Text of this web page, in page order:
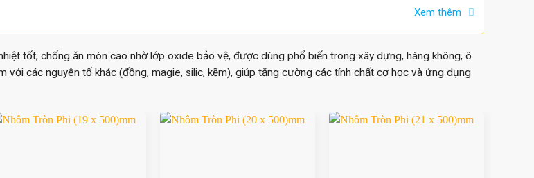
Xem thêm
tốt, chống ăn mòn cao nhờ lớp oxide bảo vệ, được dùng phổ biến trong xây dựng, hàng không, ô
các nguyên tố khác (đồng, magie, silic, kẽm), giúp tăng cường các tính chất cơ học và ứng dụng